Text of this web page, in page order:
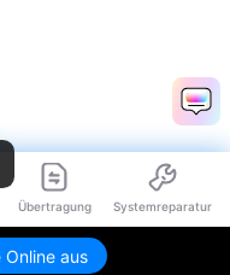
Übertragung Systemreparatur
Online aus